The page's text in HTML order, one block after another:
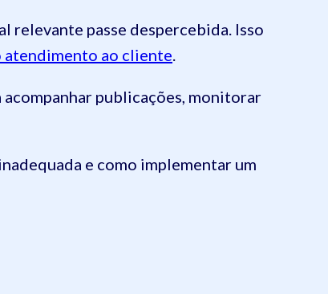
relevante passe despercebida. Isso
atendimento ao cliente.
publicações, monitorar
e como implementar um